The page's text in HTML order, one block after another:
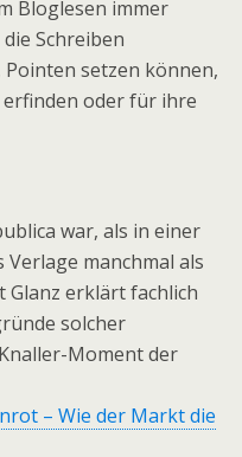
Bloglesen immer
Schreiben
setzen können,
oder für ihre
war, als in einer
Verlage manchmal als
Glanz erklärt fachlich
solcher
Moment der
– Wie der Markt die